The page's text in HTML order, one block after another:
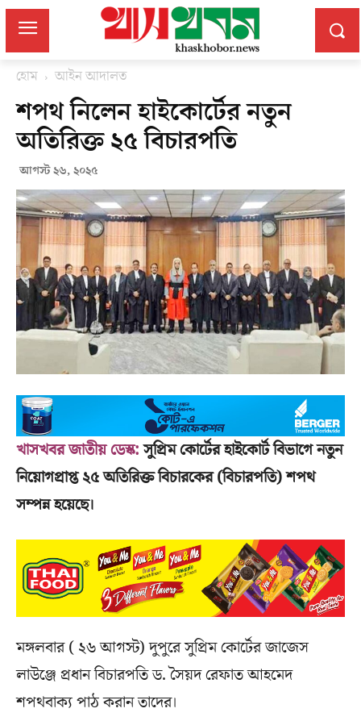
হোম আইন আদালত
শপথ নিলেন হাইকোর্টের নতুন
অতিরিক্ত ২৫ বিচারপতি
আগস্ট ২৬, ২০২৫
খাসখবর জাতীয় ডেস্ক:সুপ্রিম কোর্টের হাইকোর্ট বিভাগে নতুন
নিয়োগপ্রাপ্ত ২৫ অতিরিক্ত বিচারকের (বিচারপতি) শপথ
সম্পন্ন হয়েছে।
মঙ্গলবার ( ২৬ আগস্ট) দুপুরে সুপ্রিম কোর্টের জাজেস
লাউঞ্জে প্রধান বিচারপতি ড. সৈয়দ রেফাত আহমেদ
শপথবাক্য পাঠ করান তাদের।